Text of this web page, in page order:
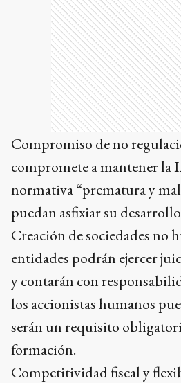
Compromiso de no
compromete a mantener la
normativa “prematura y
puedan asfixiar su
Creación de sociedades no
entidades podrán ejercer
y contarán con
los accionistas humanos
serán un requisito
formación.
Competitividad fiscal y